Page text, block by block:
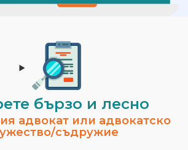
бързо и лесно
адвокат или адвокатско
съдружие